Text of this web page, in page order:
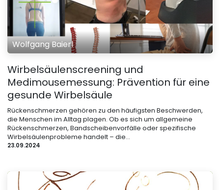
Wolfgang Baierl
Wirbelsäulenscreening und
Medimousemessung: Prävention für eine
gesunde Wirbelsäule
Rückenschmerzen gehören zu den häufigsten Beschwerden,
die Menschen im Alltag plagen. Ob es sich um allgemeine
Rückenschmerzen, Bandscheibenvorfälle oder spezifische
Wirbelsäulenprobleme handelt – die...
23.09.2024